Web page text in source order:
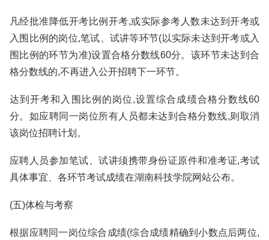
凡经批准降低开考比例开考,或实际参考人数未达到开考或
入围比例的岗位,笔试、试讲等环节(以实际未达到开考或入
围比例的环节为准)设置合格分数线60分。该环节未达到合
格分数线的,不再进入公开招聘下一环节。
达到开考和入围比例的岗位,设置综合成绩合格分数线60
分。如应聘同一岗位所有人员都未达到合格分数线,则取消
该岗位招聘计划。
应聘人员参加笔试、试讲须携带身份证原件和准考证,考试
具体事宜、各环节考试成绩在湖南科技学院网站公布。
(五)体检与考察
根据应聘同一岗位综合成绩(综合成绩精确到小数点后两位,